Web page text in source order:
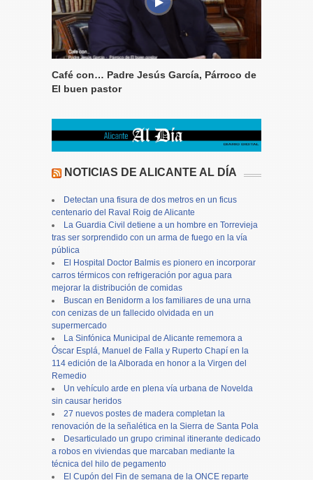
Café con… Padre Jesús García, Párroco de
El buen pastor
NOTICIAS DE ALICANTE AL DÍA
Detectan una fisura de dos metros en un ficus
centenario del Raval Roig de Alicante
La Guardia Civil detiene a un hombre en Torrevieja
tras ser sorprendido con un arma de fuego en la vía
pública
El Hospital Doctor Balmis es pionero en incorporar
carros térmicos con refrigeración por agua para
mejorar la distribución de comidas
Buscan en Benidorm a los familiares de una urna
con cenizas de un fallecido olvidada en un
supermercado
La Sinfónica Municipal de Alicante rememora a
Óscar Esplá, Manuel de Falla y Ruperto Chapí en la
114 edición de la Alborada en honor a la Virgen del
Remedio
Un vehículo arde en plena vía urbana de Novelda
sin causar heridos
27 nuevos postes de madera completan la
renovación de la señalética en la Sierra de Santa Pola
Desarticulado un grupo criminal itinerante dedicado
a robos en viviendas que marcaban mediante la
técnica del hilo de pegamento
El Cupón del Fin de semana de la ONCE reparte